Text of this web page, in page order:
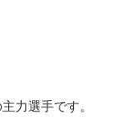
力選手です。